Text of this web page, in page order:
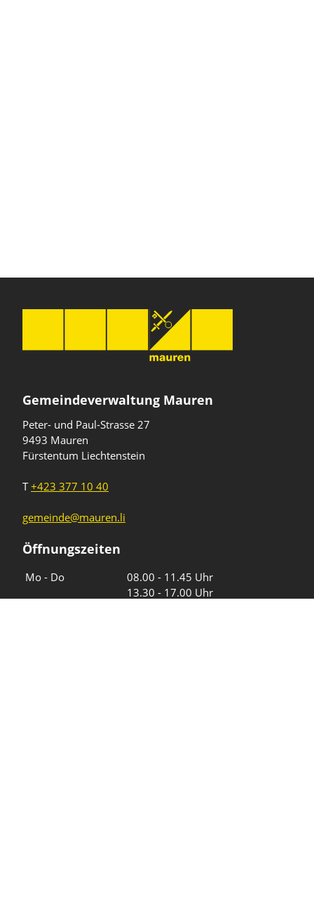
Gemeindeverwaltung Mauren
Peter- und Paul-Strasse 27
9493 Mauren
Fürstentum Liechtenstein
T+423 377 10 40
gemeinde@mauren.li
Öffnungszeiten
Mo - Do
08.00 - 11.45 Uhr
13.30 - 17.00 Uhr